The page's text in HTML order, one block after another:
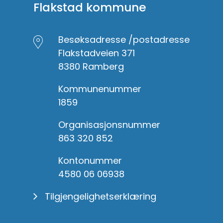
Flakstad kommune
Besøksadresse /postadresse
Flakstadveien 371
8380 Ramberg
Kommunenummer
1859
Organisasjonsnummer
863 320 852
Kontonummer
4580 06 06938
Tilgjengelighetserklæring